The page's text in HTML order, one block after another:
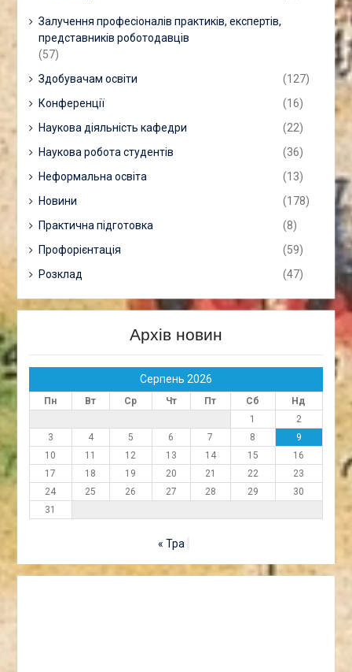
Залучення професіоналів практиків, експертів,
представників роботодавців
(57)
Здобувачам освіти
(127)
Конференції
(16)
Наукова діяльність кафедри
(22)
Наукова робота студентів
(36)
Неформальна освіта
(13)
Новини
(178)
Практична підготовка
(8)
Профорієнтація
(59)
Розклад
(47)
Архів новин
Серпень 2026
Пн Вт Ср Чт Пт Сб
Нд
1
2
3
4 5 6 7 8
9
10
11 12 13 14 15
16
17
18 19 20 21 22
23
24
25 26 27 28 29
30
31
« Тра